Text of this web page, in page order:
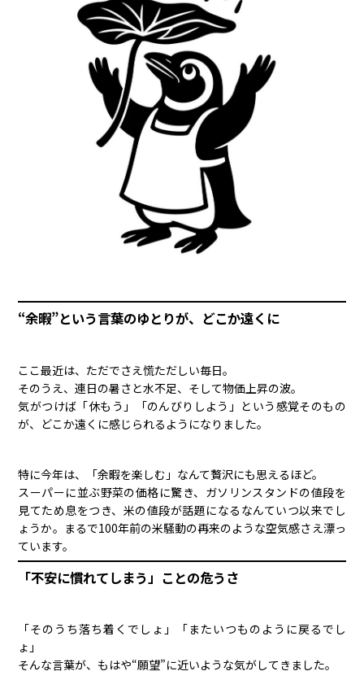
“余暇”という言葉のゆとりが、どこか遠くに
ここ最近は、ただでさえ慌ただしい毎日。
そのうえ、連日の暑さと水不足、そして物価上昇の波。
気がつけば「休もう」「のんびりしよう」という感覚そのもの
が、どこか遠くに感じられるようになりました。
特に今年は、「余暇を楽しむ」なんて贅沢にも思えるほど。
スーパーに並ぶ野菜の価格に驚き、ガソリンスタンドの値段を
見てため息をつき、米の値段が話題になるなんていつ以来でし
ょうか。まるで100年前の米騒動の再来のような空気感さえ漂っ
ています。
「不安に慣れてしまう」ことの危うさ
「そのうち落ち着くでしょ」「またいつものように戻るでし
ょ」
そんな言葉が、もはや“願望”に近いような気がしてきました。